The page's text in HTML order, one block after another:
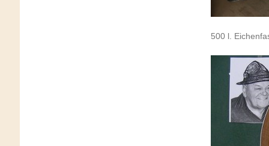
500 l.